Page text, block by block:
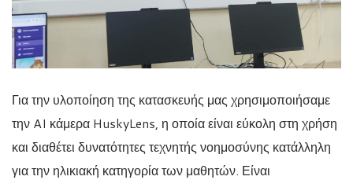
Για την υλοποίηση της κατασκευής μας χρησιμοποιήσαμε
την AI κάμερα HuskyLens, η οποία είναι εύκολη στη χρήση
και διαθέτει δυνατότητες τεχνητής νοημοσύνης κατάλληλη
για την ηλικιακή κατηγορία των μαθητών. Είναι